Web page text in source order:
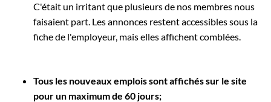
C'était un irritant que plusieurs de nos membres nous
faisaient part. Les annonces restent accessibles sous la
fiche de l'employeur, mais elles affichent comblées.
Tous les nouveaux emplois sont affichés sur le site
pour un maximum de 60 jours;